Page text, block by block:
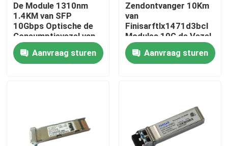
Contacteer ons
Nieuws
de Module van 100G QSFP28
De Module 1310nm
1.4KM van SFP
10Gbps Optische de
Consumptievezel van
de Zendontvanger
Lage Macht
Aanvraag sturen
Zendontvanger 10Km
van
Finisarftlx1471d3bcl
Modules 10G de Vezel
van 1310nm SFP
Aanvraag sturen